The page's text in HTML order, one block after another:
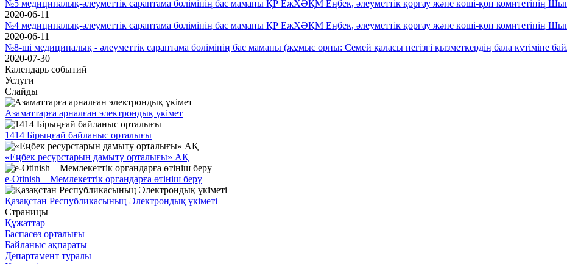
№5 медициналық-әлеуметтік сараптама бөлімінің бас маманы ҚР ЕжХӘҚМ Еңбек, әлеуметтік қорғау және көші-қон комитетінің
2020-06-11
№4 медициналық-әлеуметтік сараптама бөлімінің бас маманы ҚР ЕжХӘҚМ Еңбек, әлеуметтік қорғау және көші-қон комитетінің
2020-06-11
№8-ші медициналық - әлеуметтік сараптама бөлімінің бас маманы (жұмыс орны: Семей қаласы негізгі қызметкердің бала күтіміне
2020-07-30
Календарь событий
Услуги
Слайды
Азаматтарға арналған электрондық үкімет
1414 Бірыңғай байланыс орталығы
«Еңбек ресурстарын дамыту орталығы» АҚ
e-Otinish – Мемлекеттік органдарға өтініш беру
Қазақстан Республикасының Электрондық үкіметі
Страницы
Құжаттар
Баспасөз орталығы
Байланыс ақпараты
Департамент туралы